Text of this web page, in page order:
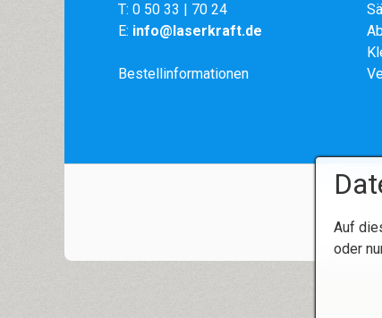
T: 0 50 33 | 70 24
E: info@laserkraft.de
Bestellinformationen
Auf
oder